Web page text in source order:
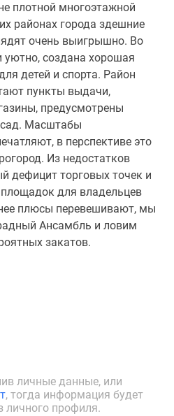
плотной многоэтажной
районах города здешние
очень выигрышно. Во
уютно, создана хорошая
детей и спорта. Район
пункты выдачи,
предусмотрены
Масштабы
в перспективе это
Из недостатков
дефицит торговых точек и
для владельцев
плюсы перевешивают, мы
Ансамбль и ловим
закатов.
личные данные, или
, тогда информация будет
личного профиля.